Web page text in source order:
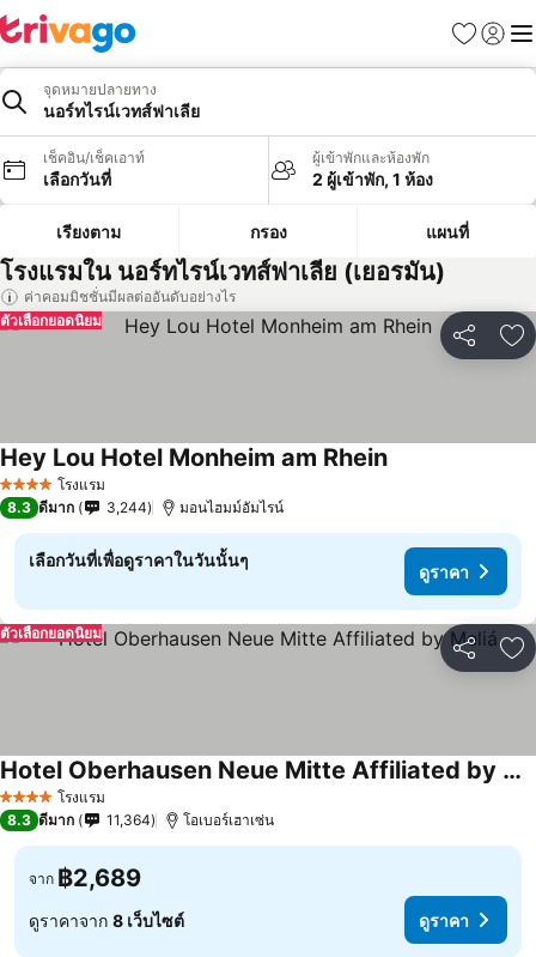
รายการโป
เข้าสู่ร
เมนู
จุดหมายปลายทาง
นอร์ทไรน์เวทส์ฟาเลีย
เช็คอิน/เช็คเอาท์
เลือกวันที่
ผู้เข้าพักและห้องพัก
2 ผู้เข้าพัก, 1 ห้อง
เรียงตาม กรอง แผนที่
โรงแรมใน นอร์ทไรน์เวทส์ฟาเลีย (เยอรมัน)
ค่าคอมมิชชั่นมีผลต่ออันดับอย่างไร
แชร์ เ
ตัวเลือกยอดนิยม
4 ดาว โรงแรม
Hey Lou Hotel Monheim am Rhein
8.3 ดีมาก 3,244 มอนไฮมม์อัมไรน์
เลือกวันที่เพื่อดูราคาในวันนั้นๆ
ดูราคา
แชร์ เ
ตัวเลือกยอดนิยม
4 ดาว โรงแรม
Hotel Oberhausen Neue Mitte Affiliated by Meliá
8.3 ดีมาก 11,364 โอเบอร์เฮาเซ่น
จาก ฿2,689
ดูราคาจาก 8 เว็บไซต์ ดูราคา